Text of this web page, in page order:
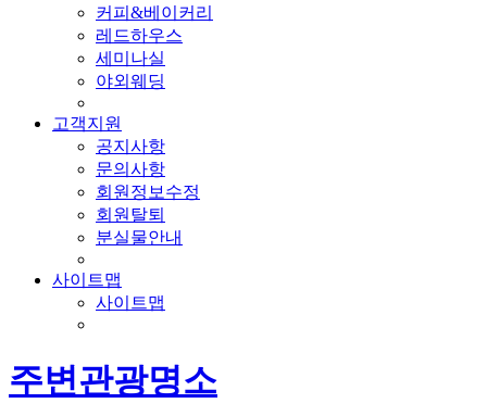
커피&베이커리
레드하우스
세미나실
야외웨딩
고객지원
공지사항
문의사항
회원정보수정
회원탈퇴
분실물안내
사이트맵
사이트맵
주변관광명소